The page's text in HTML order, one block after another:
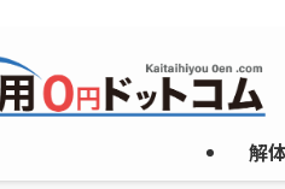
解